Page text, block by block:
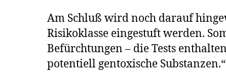
Am Schluß wird noch darauf
Risikoklasse eingestuft werden.
Befürchtungen – die Tests
potentiell gentoxische Substanzen.“